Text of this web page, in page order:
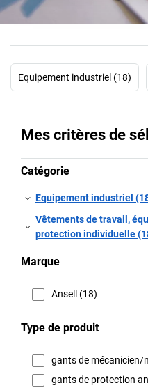
Equipement industriel (18)
Mes critères de
Catégorie
Equipement industriel
Vêtements de travail,
protection individuelle
Marque
Ansell (18)
Type de produit
gants de mécanicien/
gants de protection